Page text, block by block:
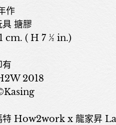
作
具 搪膠
cm. ( H 7 ½ in.)
有
2018
特 How2work x 龍家昇